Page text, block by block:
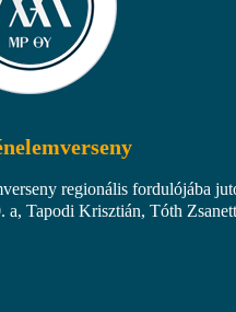
regionális fordulójába
a, Tapodi Krisztián, Tóth